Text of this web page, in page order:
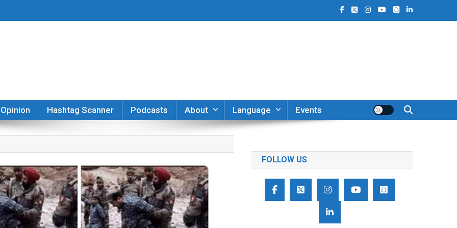
Opinion Hashtag Scanner Podcasts About Language Events
FOLLOW US